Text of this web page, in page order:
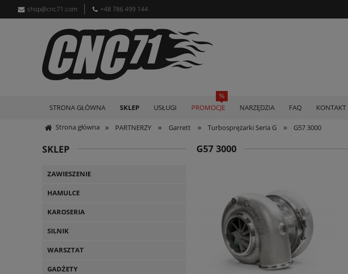
shop@cnc71.com +48 786 499 144
STRONA GŁÓWNA SKLEP USŁUGI PROMOCJE NARZĘDZIA FAQ KONTAKT
Strona główna » PARTNERZY » Garrett » Turbosprężarki Seria G » G57 3000
SKLEP
ZAWIESZENIE
HAMULCE
KAROSERIA
SILNIK
WARSZTAT
GADŻETY
G57 3000